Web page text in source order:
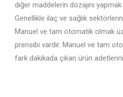
diğer maddelerin dozajını
Genellikle ilaç ve sağlık
Manuel ve tam otomatik olmak
prensibi vardır. Manuel ve tam
fark dakikada çıkan ürün